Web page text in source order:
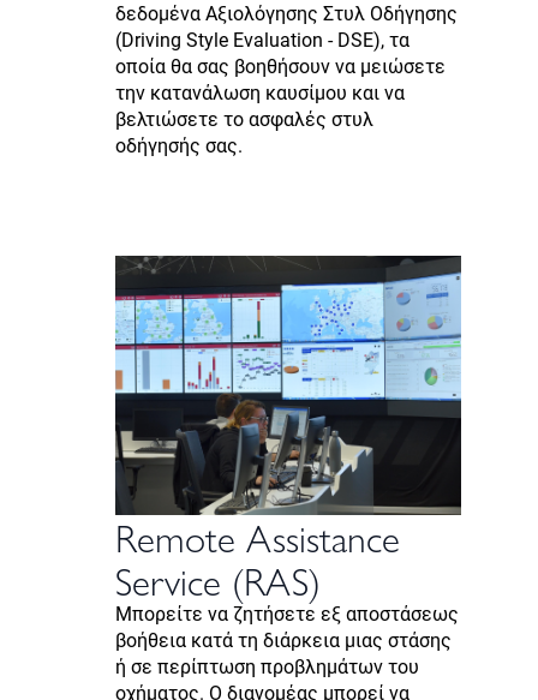
δεδομένα Αξιολόγησης Στυλ Οδήγησης
(Driving Style Evaluation - DSE), τα
οποία θα σας βοηθήσουν να μειώσετε
την κατανάλωση καυσίμου και να
βελτιώσετε το ασφαλές στυλ
οδήγησής σας.
Remote Assistance
Service (RAS)
Μπορείτε να ζητήσετε εξ αποστάσεως
βοήθεια κατά τη διάρκεια μιας στάσης
ή σε περίπτωση προβλημάτων του
οχήματος. Ο διανομέας μπορεί να